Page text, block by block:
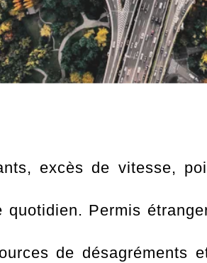
excès de vitesse,
quotidien. Permis
de